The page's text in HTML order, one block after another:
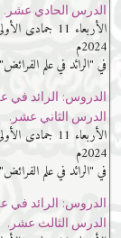
الدرس الحادي عشر.
2024م
في "الرائد في علم الفرائض"
الدروس: الرائد في
الدرس الثاني عشر.
2024م
في "الرائد في علم الفرائض"
الدروس: الرائد في
الدرس الثالث عشر.